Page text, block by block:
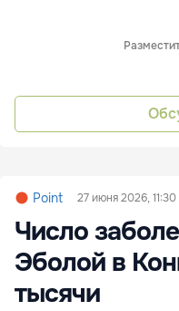
Point 27 июня 2026, 11:30
Число
Эболой в
тысячи